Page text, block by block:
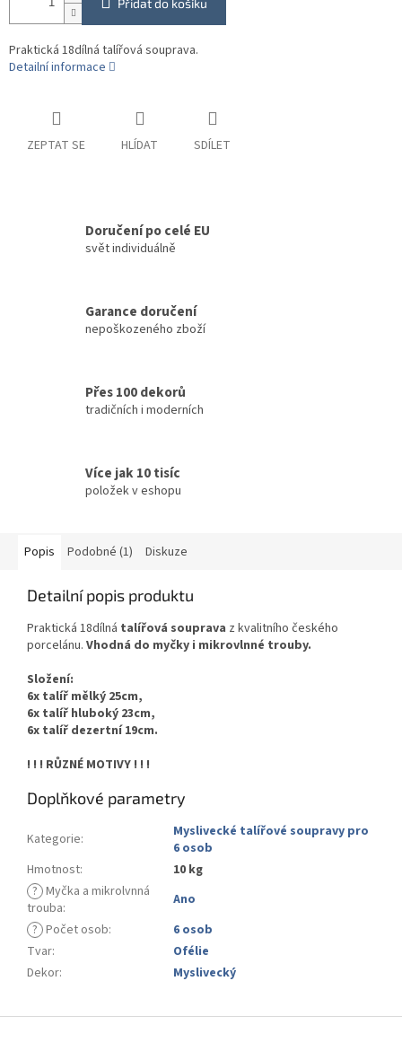
Přidat do košíku
Praktická 18dílná talířová souprava.
Detailní informace
ZEPTAT SE HLÍDAT SDÍLET
Doručení po celé EU
svět individuálně
Garance doručení
nepoškozeného zboží
Přes 100 dekorů
tradičních i moderních
Více jak 10 tisíc
položek v eshopu
Popis Podobné (1) Diskuze
Detailní popis produktu
Praktická 18dílná talířová souprava z kvalitního českého
porcelánu. Vhodná do myčky i mikrovlnné trouby.
Složení:
6x talíř mělký 25cm,
6x talíř hluboký 23cm,
6x talíř dezertní 19cm.
! ! ! RŮZNÉ MOTIVY ! ! !
Doplňkové parametry
Kategorie:
Myslivecké talířové soupravy pro
6 osob
Hmotnost:
10 kg
? Myčka a mikrolvnná
trouba:
Ano
? Počet osob:
6 osob
Tvar:
Ofélie
Dekor: Myslivecký